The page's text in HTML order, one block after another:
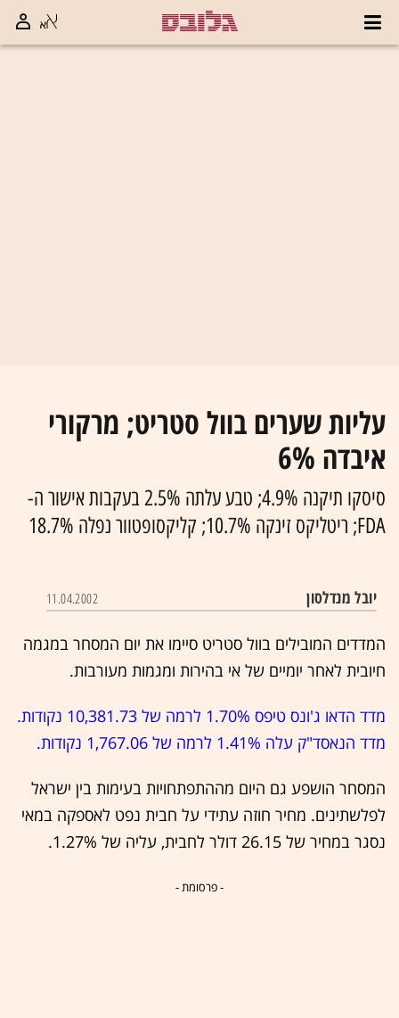
עליות שערים בוול סטריט; מרקורי
איבדה 6%
סיסקו תיקנה 4.9%; טבע עלתה 2.5% בעקבות אישור ה-
FDA; ריטליקס זינקה 10.7%; קליקסופטוור נפלה 18.7%
יובל מנדלסון 11.04.2002
המדדים המובילים בוול סטריט סיימו את יום המסחר במגמה
חיובית לאחר יומיים של אי בהירות ומגמות מעורבות.
מדד הדאו ג'ונס טיפס 1.70% לרמה של 10,381.73 נקודות.
מדד הנאסד"ק עלה 1.41% לרמה של 1,767.06 נקודות.
המסחר הושפע גם היום מההתפתחויות בעימות בין ישראל
לפלשתינים. מחיר חוזה עתידי על חבית נפט לאספקה במאי
נסגר במחיר של 26.15 דולר לחבית, עליה של 1.27%.
- פרסומת -